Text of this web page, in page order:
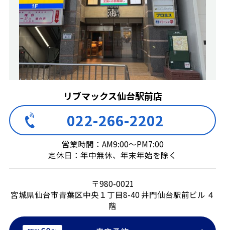
リブマックス仙台駅前店
022-266-2202
営業時間：AM9:00～PM7:00
定休日：年中無休、年末年始を除く
〒980-0021
宮城県仙台市青葉区中央１丁目8-40 井門仙台駅前ビル ４
階